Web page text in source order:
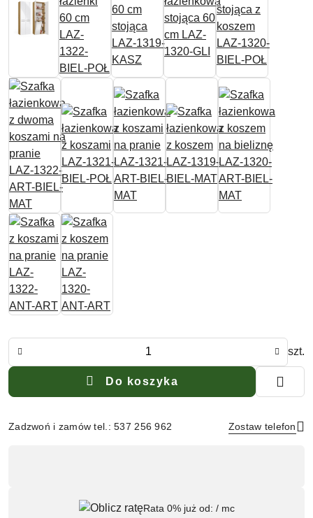
szt.
Do koszyka
Zadzwoń i zamów tel.: 537 256 962 Zostaw telefon
Rata 0% już od: / mc